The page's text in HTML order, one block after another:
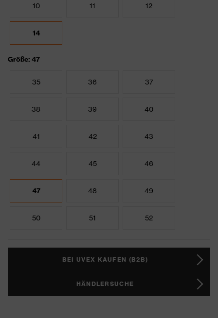
10 11 12
14
Größe: 47
35 36 37
38 39 40
41 42 43
44 45 46
47 48 49
50 51 52
BEI UVEX KAUFEN (B2B)
HÄNDLERSUCHE